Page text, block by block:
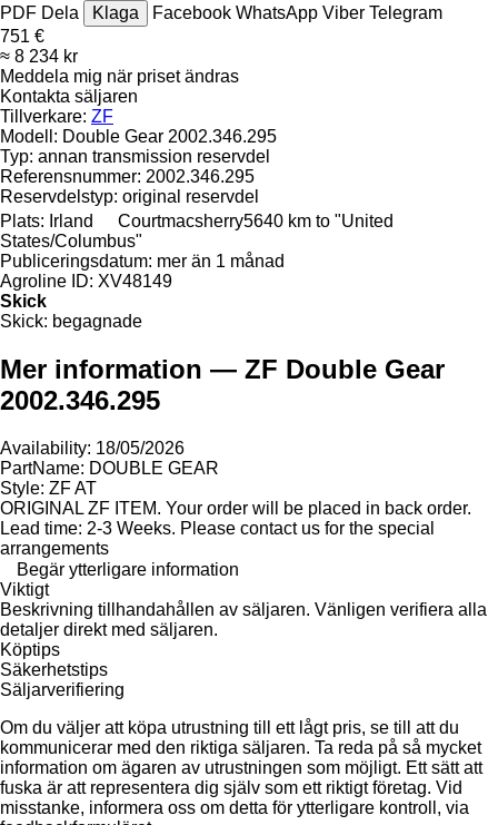
PDF Dela Klaga Facebook WhatsApp Viber Telegram
751 €
≈ 8 234 kr
Meddela mig när priset ändras
Kontakta säljaren
Tillverkare: ZF
Modell: Double Gear 2002.346.295
Typ: annan transmission reservdel
Referensnummer: 2002.346.295
Reservdelstyp: original reservdel
Plats: Irland Courtmacsherry5640 km to "United
States/Columbus"
Publiceringsdatum: mer än 1 månad
Agroline ID: XV48149
Skick
Skick: begagnade
Mer information — ZF Double Gear
2002.346.295
Availability: 18/05/2026
PartName: DOUBLE GEAR
Style: ZF AT
ORIGINAL ZF ITEM. Your order will be placed in back order.
Lead time: 2-3 Weeks. Please contact us for the special
arrangements
Begär ytterligare information
Viktigt
Beskrivning tillhandahållen av säljaren. Vänligen verifiera alla
detaljer direkt med säljaren.
Köptips
Säkerhetstips
Säljarverifiering
Om du väljer att köpa utrustning till ett lågt pris, se till att du
kommunicerar med den riktiga säljaren. Ta reda på så mycket
information om ägaren av utrustningen som möjligt. Ett sätt att
fuska är att representera dig själv som ett riktigt företag. Vid
misstanke, informera oss om detta för ytterligare kontroll, via